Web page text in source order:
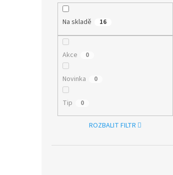
Na skladě 16
Akce 0
Novinka 0
Tip 0
ROZBALIT FILTR